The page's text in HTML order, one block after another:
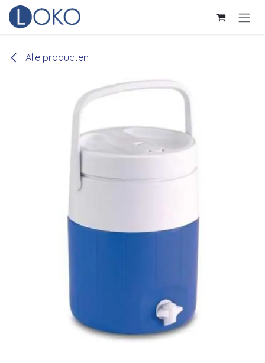
Overslaan naar inhoud
Alle producten